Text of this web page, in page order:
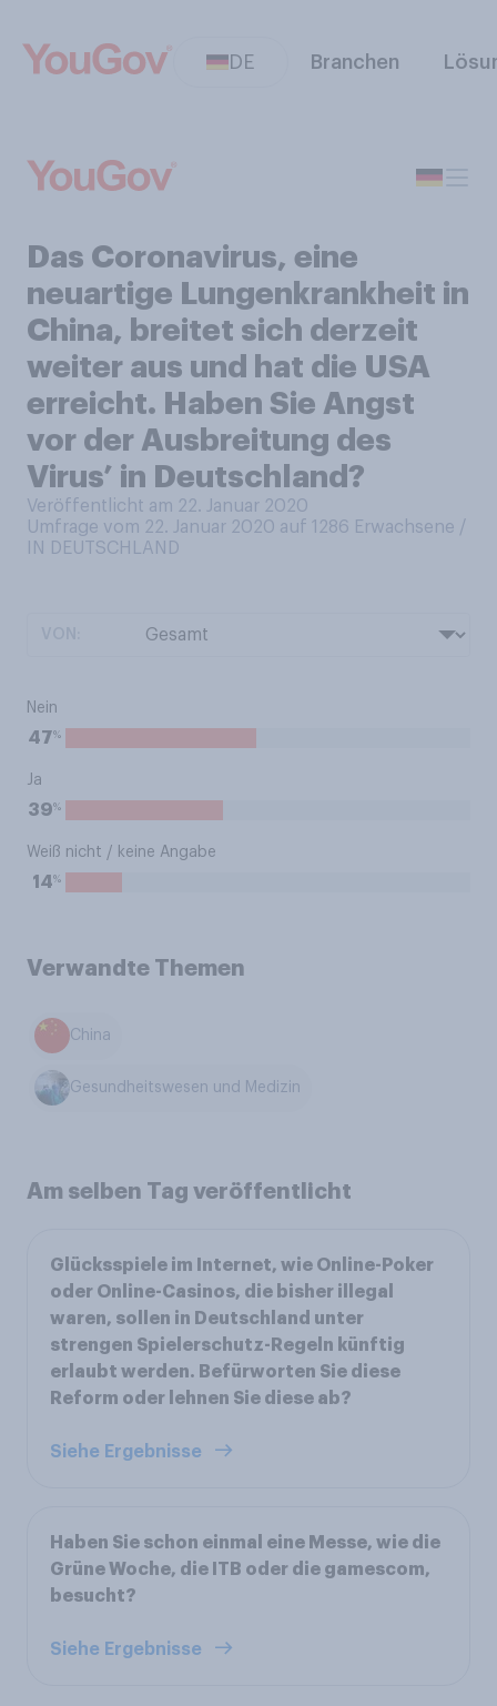
DE Branchen
Das Coronavirus, eine
neuartige Lungenkrankheit in
China, breitet sich derzeit
weiter aus und hat die USA
erreicht. Haben Sie Angst
vor der Ausbreitung des
Virus’ in Deutschland?
Veröffentlicht am 22. Januar 2020
Umfrage vom 22. Januar 2020 auf 1286 Erwachsene /
IN DEUTSCHLAND
Nein
47%
Ja
39%
Weiß nicht / keine Angabe
14%
Verwandte Themen
China
Gesundheitswesen und Medizin
Am selben Tag veröffentlicht
Glücksspiele im Internet, wie Online-Poker
oder Online-Casinos, die bisher illegal
waren, sollen in Deutschland unter
strengen Spielerschutz-Regeln künftig
erlaubt werden. Befürworten Sie diese
Reform oder lehnen Sie diese ab?
Siehe Ergebnisse
Haben Sie schon einmal eine Messe, wie die
Grüne Woche, die ITB oder die gamescom,
besucht?
Siehe Ergebnisse